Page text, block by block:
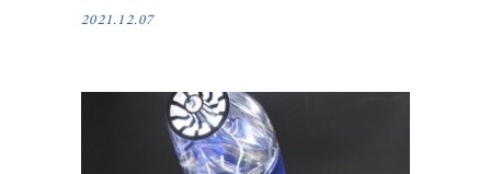
2021.12.07